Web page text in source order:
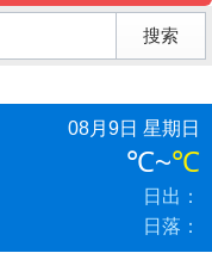
08月9日 星期日
℃~℃
日出：
日落：